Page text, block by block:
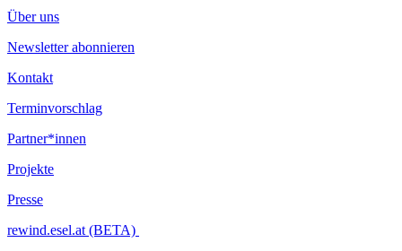
Über uns
Newsletter abonnieren
Kontakt
Terminvorschlag
Partner*innen
Projekte
Presse
rewind.esel.at (BETA)